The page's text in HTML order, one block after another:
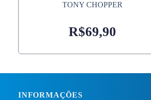
TONY CHOPPER
R$69,90
INFORMAÇÕES